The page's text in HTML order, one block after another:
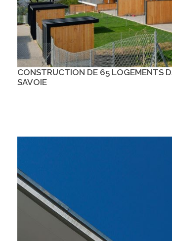
CONSTRUCTION DE 65 LOGEMENTS
SAVOIE